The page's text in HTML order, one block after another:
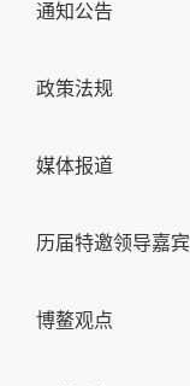
通知公告
政策法规
媒体报道
历届特邀领导嘉宾
博鳌观点